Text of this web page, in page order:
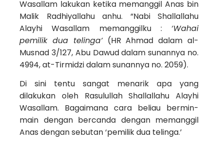
Wasallam lakukan ketika memanggil Anas bin
Malik Radhiyallahu anhu. “Nabi Shallallahu
Alayhi Wasallam memanggilku : ‘Wahai
pemilik dua telinga’(HR Ahmad dalam al-
Musnad 3/127, Abu Dawud dalam sunannya no.
4994, at-Tirmidzi dalam sunannya no. 2059).
Di sini tentu sangat menarik apa yang
dilakukan oleh Rasulullah Shallallahu Alayhi
Wasallam. Bagaimana cara beliau bermin-
main dengan bercanda dengan memanggil
Anas dengan sebutan ‘pemilik dua telinga.’